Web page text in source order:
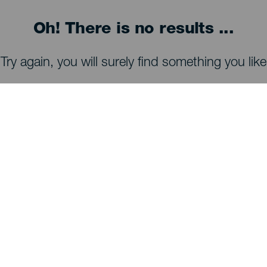
Oh! There is no results ...
Try again, you will surely find something you like